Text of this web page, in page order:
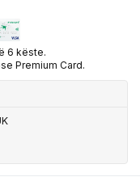
6 këste.
Premium Card.